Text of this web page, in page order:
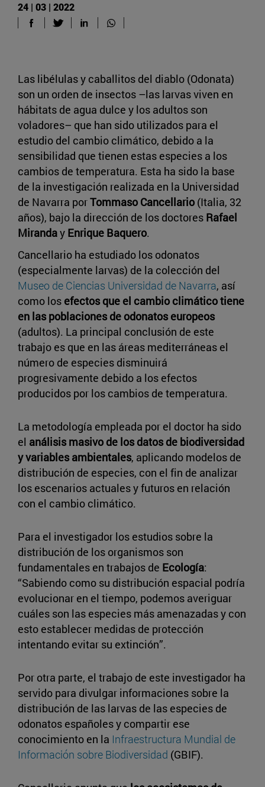
24 | 03 | 2022
Las libélulas y caballitos del diablo (Odonata)
son un orden de insectos –las larvas viven en
hábitats de agua dulce y los adultos son
voladores– que han sido utilizados para el
estudio del cambio climático, debido a la
sensibilidad que tienen estas especies a los
cambios de temperatura. Esta ha sido la base
de la investigación realizada en la Universidad
de Navarra porTommaso Cancellario (Italia, 32
años), bajo la dirección de los doctores Rafael
Miranday Enrique Baquero.
Cancellario ha estudiado los odonatos
(especialmente larvas) de la colección del
Museo de Ciencias Universidad de Navarra, así
como los efectos que el cambio climático tiene
en las poblaciones de odonatos europeos
(adultos). La principal conclusión de este
trabajo es que en las áreas mediterráneas el
número de especies disminuirá
progresivamente debido a los efectos
producidos por los cambios de temperatura.
La metodología empleada por el doctor ha sido
el análisis masivo de los datos de biodiversidad
y variables ambientales, aplicando modelos de
distribución de especies, con el fin de analizar
los escenarios actuales y futuros en relación
con el cambio climático.
Para el investigador los estudios sobre la
distribución de los organismos son
fundamentales en trabajos de Ecología:
“Sabiendo como su distribución espacial podría
evolucionar en el tiempo, podemos averiguar
cuáles son las especies más amenazadas y con
esto establecer medidas de protección
intentando evitar su extinción”.
Por otra parte, el trabajo de este investigador ha
servido para divulgar informaciones sobre la
distribución de las larvas de las especies de
odonatos españoles y compartir ese
conocimiento en la Infraestructura Mundial de
Información sobre Biodiversidad (GBIF).